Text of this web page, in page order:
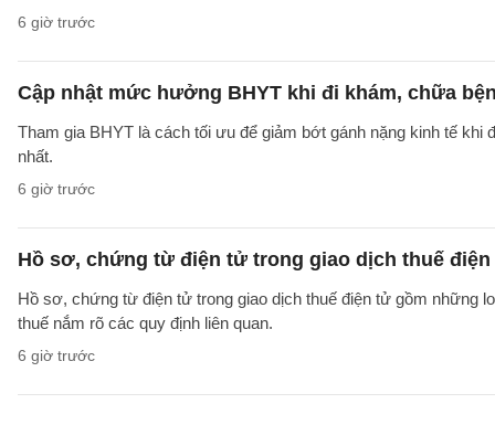
6 giờ trước
Cập nhật mức hưởng BHYT khi đi khám, chữa
Tham gia BHYT là cách tối ưu để giảm bớt gánh nặng kinh tế
nhất.
6 giờ trước
Hồ sơ, chứng từ điện tử trong giao dịch thuế điện
Hồ sơ, chứng từ điện tử trong giao dịch thuế điện tử gồm những
thuế nắm rõ các quy định liên quan.
6 giờ trước